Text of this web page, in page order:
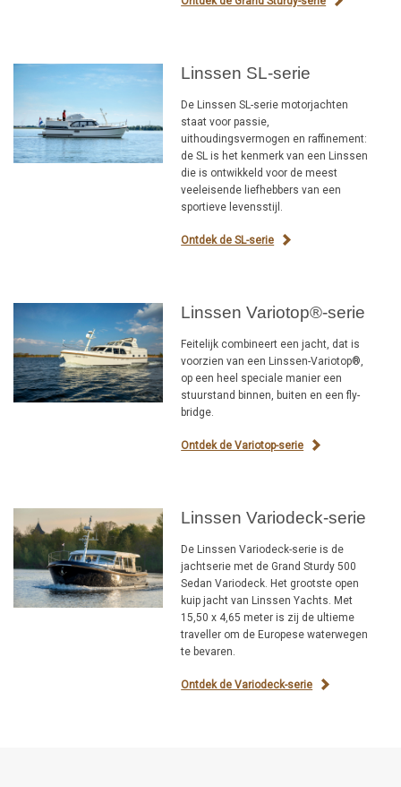
Linssen SL-serie
De Linssen SL-serie motorjachten
staat voor passie,
uithoudingsvermogen en raffinement:
de SL is het kenmerk van een Linssen
die is ontwikkeld voor de meest
veeleisende liefhebbers van een
sportieve levensstijl.
Ontdek de SL-serie
Linssen Variotop®-serie
Feitelijk combineert een jacht, dat is
voorzien van een Linssen-Variotop®,
op een heel speciale manier een
stuurstand binnen, buiten en een fly-
bridge.
Ontdek de Variotop-serie
Linssen Variodeck-serie
De Linssen Variodeck-serie is de
jachtserie met de Grand Sturdy 500
Sedan Variodeck. Het grootste open
kuip jacht van Linssen Yachts. Met
15,50 x 4,65 meter is zij de ultieme
traveller om de Europese waterwegen
te bevaren.
Ontdek de Variodeck-serie